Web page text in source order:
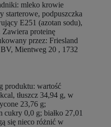
mleko krowie
starterowe, podpuszczka
E251 (azotan sodu),
proteinę
przez: Friesland
Mientweg 20 , 1732
produktu: wartość
tłuszcz 34,94 g, w
23,76 g;
0,0 g; białko 27,01
się nieco różnić w